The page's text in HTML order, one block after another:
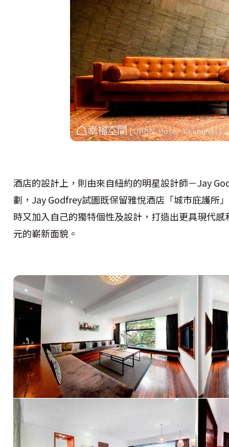
酒店的設計上，則由來自紐約的明星設計師－Jay
劃，Jay Godfrey試圖既保留雅悅酒店「城市庇護所
時又加入自己的獨特個性及設計，打造出更具現代
元的嶄新面貌。